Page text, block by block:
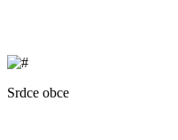
Srdce obce